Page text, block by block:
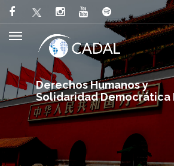
Derechos Humanos y
Solidaridad